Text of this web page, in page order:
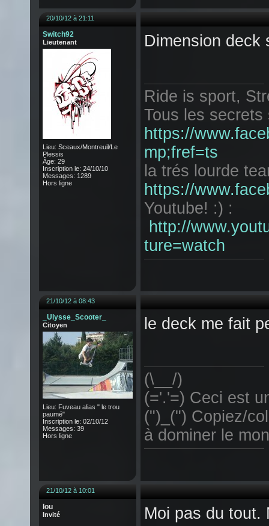
20/10/12 à 21:11
Switch92
Lieutenant
Lieu: Sceaux/Montreuil/Le
Plessis
Âge: 29
Inscription le: 24/10/10
Messages: 1289
Hors ligne
Dimension deck
Ride is sport,
Tous les secrets
https://
mp;fref=ts
la trés lourde
https://
Youtube! :) :
http://
ture=watch
21/10/12 à 08:43
_Ulysse_Scooter_
Citoyen
Lieu: Fuveau alias " le trou
paumé"
Inscription le: 02/10/12
Messages: 39
Hors ligne
le deck me fait
(\__/)
(='.'=) Ceci est
(")_(") Copiez/
à dominer le
21/10/12 à 10:01
lou
Invité
Moi pas du tout.